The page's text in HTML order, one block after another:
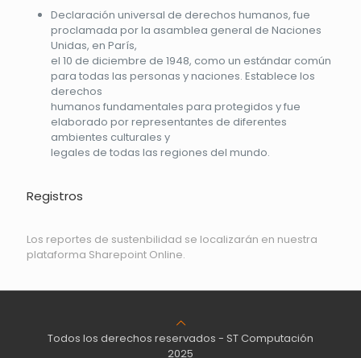
Declaración universal de derechos humanos, fue
proclamada por la asamblea general de Naciones
Unidas, en París,
el 10 de diciembre de 1948, como un estándar común
para todas las personas y naciones. Establece los
derechos
humanos fundamentales para protegidos y fue
elaborado por representantes de diferentes
ambientes culturales y
legales de todas las regiones del mundo.
Registros
Los reportes de sustenbilidad se localizarán en nuestra
plataforma Sharepoint Online.
Todos los derechos reservados - ST Computación
2025